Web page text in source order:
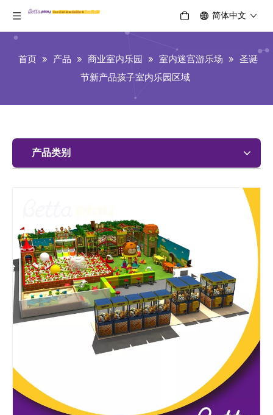
简体中文
首页 » 产品 » 商业室内乐园 » 室内迷宫游乐场 » 圣诞
节新产品孩子室内乐园区域
产品类别